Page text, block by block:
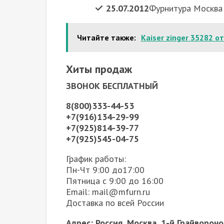
25.07.2012Фурнитура Москва
Читайте также: Kaiser zinger 35282
Хиты продаж
ЗВОНОК БЕСПЛАТНЫЙ
8(800)333-44-53
+7(916)134-29-99
+7(925)814-39-77
+7(925)545-04-75
График работы:
Пн-Чт 9:00 до17:00
Пятница с 9:00 до 16:00
Email: mail@mfurn.ru
Доставка по всей России